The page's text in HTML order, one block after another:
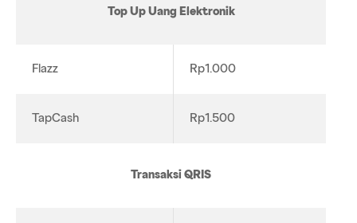
Top Up Uang Elektronik
Flazz Rp1.000
TapCash Rp1.500
Transaksi QRIS